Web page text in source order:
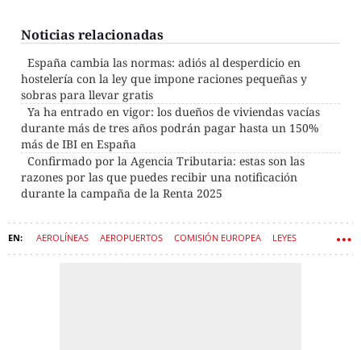
Noticias relacionadas
España cambia las normas: adiós al desperdicio en
hostelería con la ley que impone raciones pequeñas y
sobras para llevar gratis
Ya ha entrado en vigor: los dueños de viviendas vacías
durante más de tres años podrán pagar hasta un 150%
más de IBI en España
Confirmado por la Agencia Tributaria: estas son las
razones por las que puedes recibir una notificación
durante la campaña de la Renta 2025
AEROLÍNEAS AEROPUERTOS COMISIÓN EUROPEA LEYES